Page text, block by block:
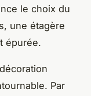
le choix du
une étagère
épurée.
Par